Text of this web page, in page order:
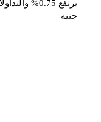
جنيه